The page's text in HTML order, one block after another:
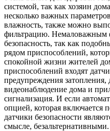
системой, так как хозяин
несколько важных
влажность, также можно
фильтрацию. Немаловажным
безопасность, так как
рядом приспособлений,
спокойной жизни жителей
приспособлений входят
предупреждения затопления,
видеонаблюдение дома и
сигнализация. И если
опцией, которая включается
датчики безопасности
смысле, безальтернативными.